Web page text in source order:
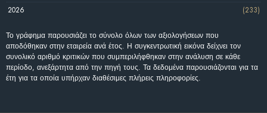
2026
(233)
Το γράφημα παρουσιάζει το σύνολο όλων των αξιολογήσεων που
αποδόθηκαν στην εταιρεία ανά έτος. Η συγκεντρωτική εικόνα δείχνει τον
συνολικό αριθμό κριτικών που συμπεριλήφθηκαν στην ανάλυση σε κάθε
περίοδο, ανεξάρτητα από την πηγή τους. Τα δεδομένα παρουσιάζονται για τα
έτη για τα οποία υπήρχαν διαθέσιμες πλήρεις πληροφορίες.